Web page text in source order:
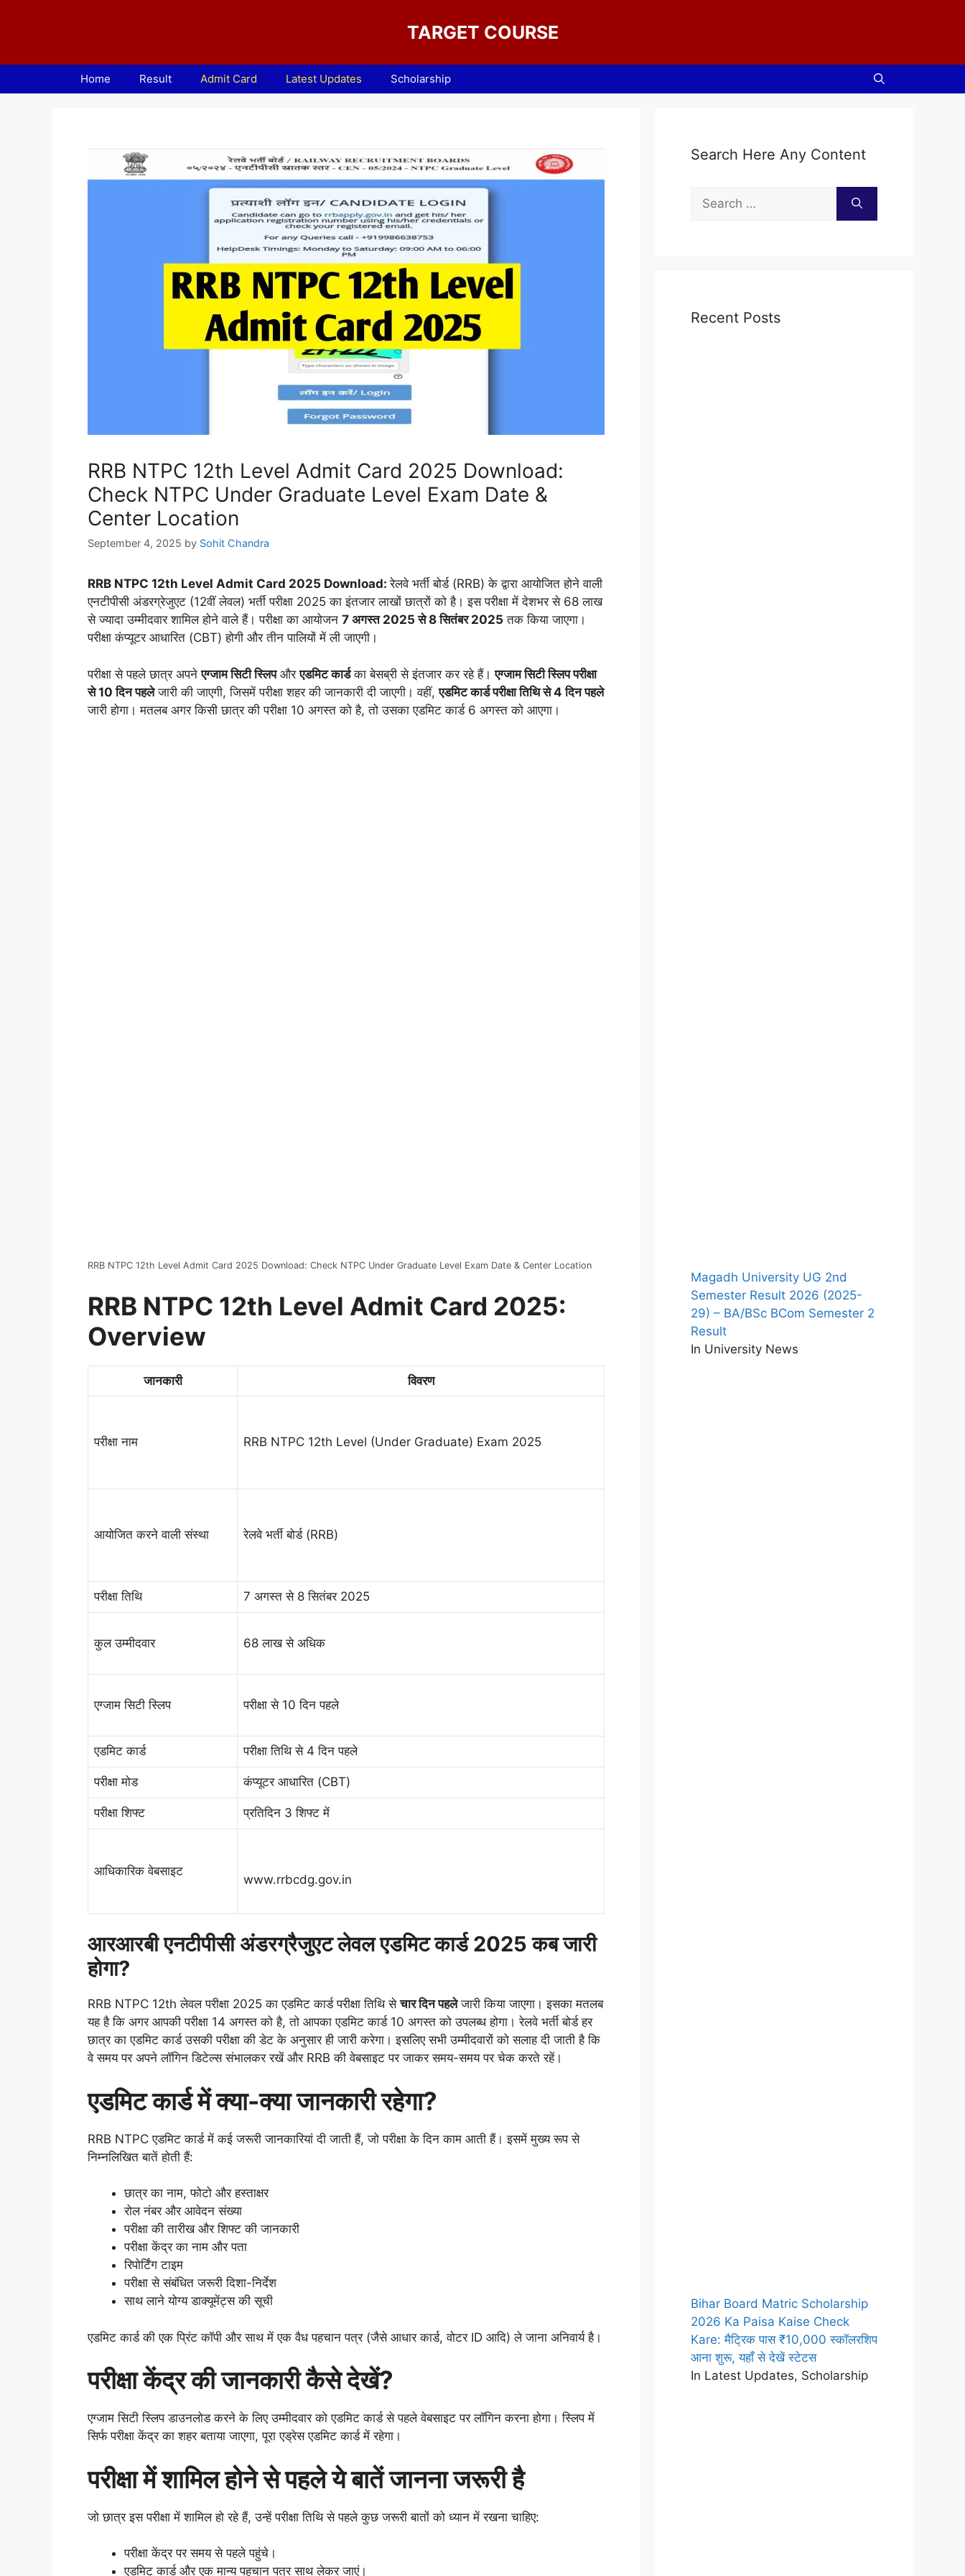
TARGET COURSE
Home Result Admit Card Latest Updates Scholarship
RRB NTPC 12th Level Admit Card 2025 Download:
Check NTPC Under Graduate Level Exam Date &
Center Location
September 4, 2025 by Sohit Chandra
RRB NTPC 12th Level Admit Card 2025 Download:रेलवे भर्ती बोर्ड (RRB) के द्वारा आयोजित होने वाली
एनटीपीसी अंडरग्रेजुएट (12वीं लेवल) भर्ती परीक्षा 2025 का इंतजार लाखों छात्रों को है। इस परीक्षा में देशभर से 68 लाख
से ज्यादा उम्मीदवार शामिल होने वाले हैं। परीक्षा का आयोजन 7 अगस्त 2025 से 8 सितंबर 2025 तक किया जाएगा।
परीक्षा कंप्यूटर आधारित (CBT) होगी और तीन पालियों में ली जाएगी।
परीक्षा से पहले छात्र अपनेएग्जाम सिटी स्लिपऔरएडमिट कार्डका बेसब्री से इंतजार कर रहे हैं।एग्जाम सिटी स्लिप परीक्षा
से 10 दिन पहलेजारी की जाएगी, जिसमें परीक्षा शहर की जानकारी दी जाएगी। वहीं,एडमिट कार्ड परीक्षा तिथि से 4 दिन पहले
जारी होगा। मतलब अगर किसी छात्र की परीक्षा 10 अगस्त को है, तो उसका एडमिट कार्ड 6 अगस्त को आएगा।
RRB NTPC 12th Level Admit Card 2025 Download: Check NTPC Under Graduate Level Exam Date & Center Location
RRB NTPC 12th Level Admit Card 2025:
Overview
जानकारी विवरण
परीक्षा नाम RRB NTPC 12th Level (Under Graduate) Exam 2025
आयोजित करने वाली संस्था रेलवे भर्ती बोर्ड (RRB)
परीक्षा तिथि 7 अगस्त से 8 सितंबर 2025
कुल उम्मीदवार 68 लाख से अधिक
एग्जाम सिटी स्लिप परीक्षा से 10 दिन पहले
एडमिट कार्ड परीक्षा तिथि से 4 दिन पहले
परीक्षा मोड कंप्यूटर आधारित (CBT)
परीक्षा शिफ्ट प्रतिदिन 3 शिफ्ट में
आधिकारिक वेबसाइट
www.rrbcdg.gov.in
आरआरबी एनटीपीसी अंडरग्रैजुएट लेवल एडमिट कार्ड 2025 कब जारी
होगा?
RRB NTPC 12th लेवल परीक्षा 2025 का एडमिट कार्ड परीक्षा तिथि सेचार दिन पहलेजारी किया जाएगा। इसका मतलब
यह है कि अगर आपकी परीक्षा 14 अगस्त को है, तो आपका एडमिट कार्ड 10 अगस्त को उपलब्ध होगा। रेलवे भर्ती बोर्ड हर
छात्र का एडमिट कार्ड उसकी परीक्षा की डेट के अनुसार ही जारी करेगा। इसलिए सभी उम्मीदवारों को सलाह दी जाती है कि
वे समय पर अपने लॉगिन डिटेल्स संभालकर रखें और RRB की वेबसाइट पर जाकर समय-समय पर चेक करते रहें।
एडमिट कार्ड में क्या-क्या जानकारी रहेगा?
RRB NTPC एडमिट कार्ड में कई जरूरी जानकारियां दी जाती हैं, जो परीक्षा के दिन काम आती हैं। इसमें मुख्य रूप से
निम्नलिखित बातें होती हैं:
छात्र का नाम, फोटो और हस्ताक्षर
रोल नंबर और आवेदन संख्या
परीक्षा की तारीख और शिफ्ट की जानकारी
परीक्षा केंद्र का नाम और पता
रिपोर्टिंग टाइम
परीक्षा से संबंधित जरूरी दिशा-निर्देश
साथ लाने योग्य डाक्यूमेंट्स की सूची
एडमिट कार्ड की एक प्रिंट कॉपी और साथ में एक वैध पहचान पत्र (जैसे आधार कार्ड, वोटर ID आदि) ले जाना अनिवार्य है।
परीक्षा केंद्र की जानकारी कैसे देखें?
एग्जाम सिटी स्लिप डाउनलोड करने के लिए उम्मीदवार को एडमिट कार्ड से पहले वेबसाइट पर लॉगिन करना होगा। स्लिप में
सिर्फ परीक्षा केंद्र का शहर बताया जाएगा, पूरा एड्रेस एडमिट कार्ड में रहेगा।
परीक्षा में शामिल होने से पहले ये बातें जानना जरूरी है
जो छात्र इस परीक्षा में शामिल हो रहे हैं, उन्हें परीक्षा तिथि से पहले कुछ जरूरी बातों को ध्यान में रखना चाहिए:
परीक्षा केंद्र पर समय से पहले पहुंचे।
एडमिट कार्ड और एक मान्य पहचान पत्र साथ लेकर जाएं।
Search Here Any Content
Search
for:
Recent Posts
Magadh University UG 2nd
Semester Result 2026 (2025-
29) – BA/BSc BCom Semester 2
Result
In University News
Bihar Board Matric Scholarship
2026 Ka Paisa Kaise Check
Kare: मैट्रिक पास ₹10,000 स्कॉलरशिप
आना शुरू, यहाँ से देखें स्टेटस
In Latest Updates, Scholarship